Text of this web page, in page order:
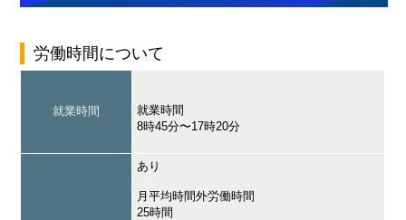
労働時間について
就業時間
就業時間
8時45分〜17時20分
あり
月平均時間外労働時間
25時間